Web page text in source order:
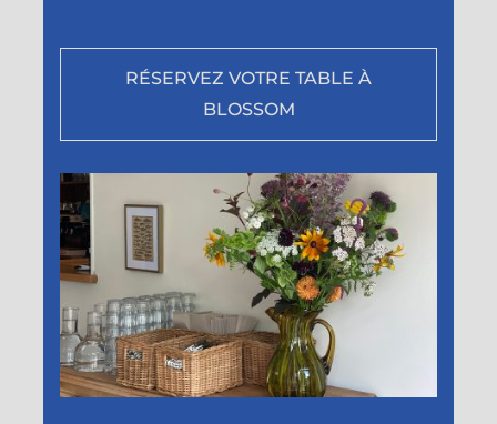
RÉSERVEZ VOTRE TABLE À
BLOSSOM